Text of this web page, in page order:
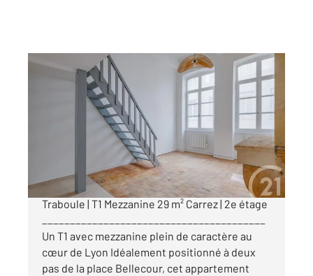
LYON 69002
, 2 pièces
Appartement F1 Bis à vendre
215 000 €
Lyon 2e Presqu'île | Cour intérieure Ancienne
Traboule | T1 Mezzanine 29 m² Carrez | 2e étage
Un T1 avec mezzanine plein de caractère au
cœur de Lyon Idéalement positionné à deux
pas de la place Bellecour, cet appartement